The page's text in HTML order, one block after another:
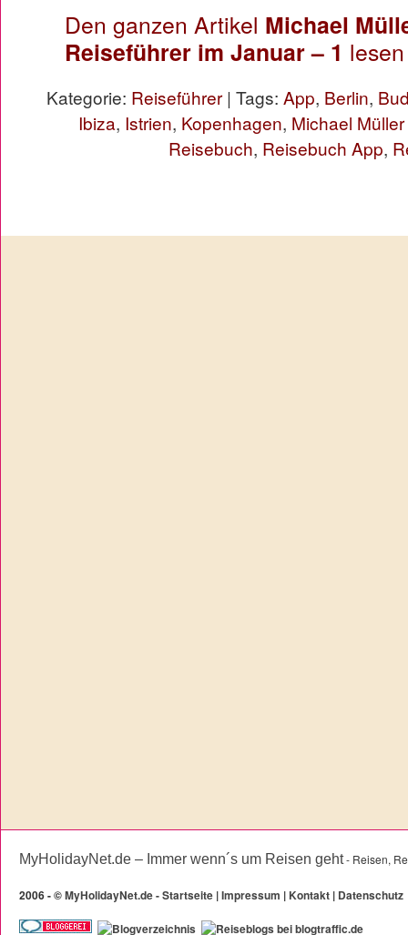
Den ganzen Artikel Michael
Reiseführer im Januar – 1
Kategorie: Reiseführer| Tags: App, Berlin,
Ibiza, Istrien, Kopenhagen, Michael
Reisebuch, Reisebuch App,
MyHolidayNet.de – Immer wenn´s um Reisen geht- Reisen,
2006 -©MyHolidayNet.de - Startseite |Impressum | Kontakt | Datenschutz